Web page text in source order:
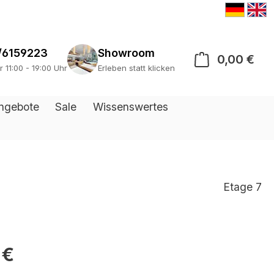
11:00 - 19:00 Uhr
Showroom
Erleben statt klicken
0,00 €
Sale Wissenswertes
Etage 7